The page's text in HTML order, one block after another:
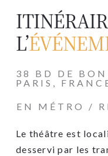
L’
38 BD DE
PARIS,
EN MÉTRO /
Le théâtre est
desservi par les